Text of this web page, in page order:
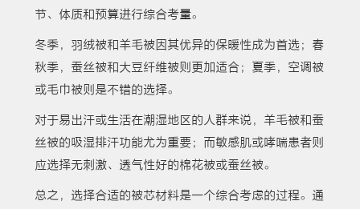
节、体质和预算进行综合考量。
冬季，羽绒被和羊毛被因其优异的保暖性成为首选；春
秋季，蚕丝被和大豆纤维被则更加适合；夏季，空调被
或毛巾被则是不错的选择。
对于易出汗或生活在潮湿地区的人群来说，羊毛被和蚕
丝被的吸湿排汗功能尤为重要；而敏感肌或哮喘患者则
应选择无刺激、透气性好的棉花被或蚕丝被。
总之，选择合适的被芯材料是一个综合考虑的过程。通